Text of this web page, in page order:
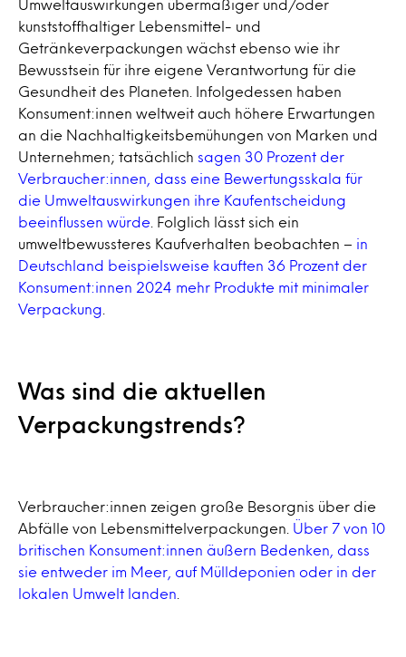
Umweltauswirkungen übermäßiger und/oder
kunststoffhaltiger Lebensmittel- und
Getränkeverpackungen wächst ebenso wie ihr
Bewusstsein für ihre eigene Verantwortung für die
Gesundheit des Planeten. Infolgedessen haben
Konsument:innen weltweit auch höhere Erwartungen
an die Nachhaltigkeitsbemühungen von Marken und
Unternehmen; tatsächlich sagen 30 Prozent der
Verbraucher:innen, dass eine Bewertungsskala für
die Umweltauswirkungen ihre Kaufentscheidung
beeinflussen würde . Folglich lässt sich ein
umweltbewussteres Kaufverhalten beobachten – in
Deutschland beispielsweise kauften 36 Prozent der
Konsument:innen 2024 mehr Produkte mit minimaler
Verpackung
Was sind die aktuellen
Verpackungstrends?
Verbraucher:innen zeigen große Besorgnis über die
Abfälle von Lebensmittelverpackungen.
Über 7 von 10
britischen Konsument:innen äußern Bedenken, dass
sie entweder im Meer, auf Mülldeponien oder in der
lokalen Umwel t landen